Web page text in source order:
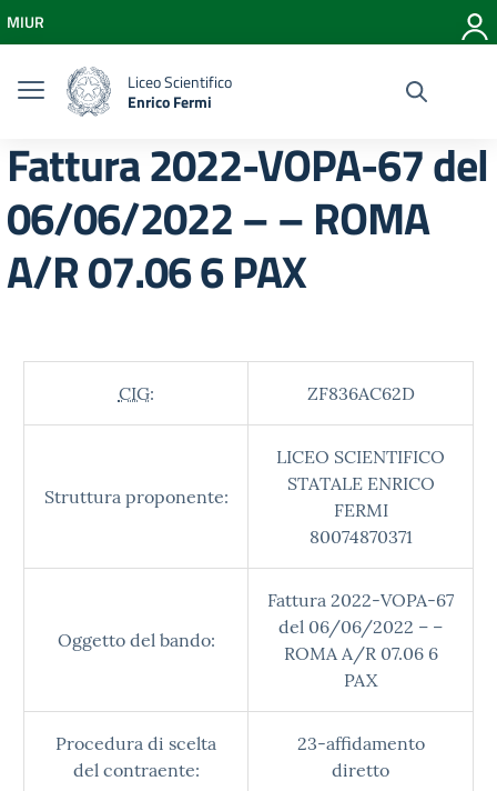
Vai al menu di navigazione
Vai al footer
MIUR
Liceo Scientifico
Enrico Fermi
Fattura 2022-VOPA-67 del
06/06/2022 – – ROMA
A/R 07.06 6 PAX
CIG: ZF836AC62D
Struttura proponente:
LICEO SCIENTIFICO
STATALE ENRICO
FERMI
80074870371
Oggetto del bando:
Fattura 2022-VOPA-67
del 06/06/2022 – –
ROMA A/R 07.06 6
PAX
Procedura di scelta
del contraente:
23-affidamento
diretto